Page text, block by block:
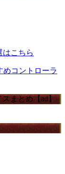
はこちら
めコントローラ
まとめ【ad】